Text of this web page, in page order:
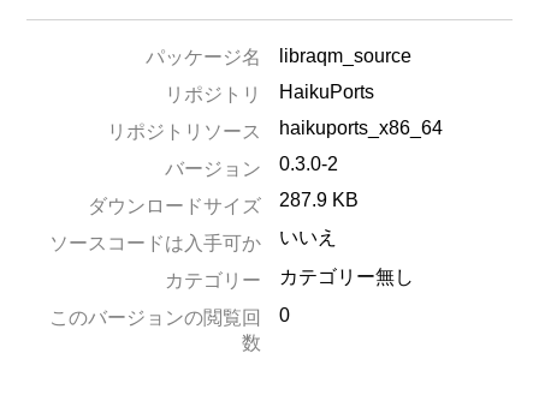
パッケージ名
libraqm_source
リポジトリ
HaikuPorts
リポジトリソース
haikuports_x86_64
バージョン
0.3.0-2
ダウンロードサイズ 287.9 KB
ソースコードは入手可か いいえ
カテゴリー
カテゴリー無し
このバージョンの閲覧回
数
0